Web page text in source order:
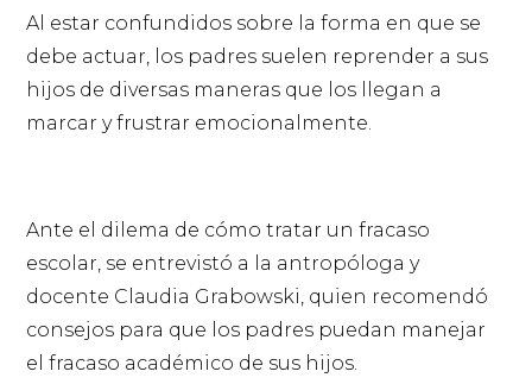
Al estar confundidos sobre la forma en que se
debe actuar, los padres suelen reprender a sus
hijos de diversas maneras que los llegan a
marcar y frustrar emocionalmente.
Ante el dilema de cómo tratar un fracaso
escolar, se entrevistó a la antropóloga y
docente Claudia Grabowski, quien recomendó
consejos para que los padres puedan manejar
el fracaso académico de sus hijos.